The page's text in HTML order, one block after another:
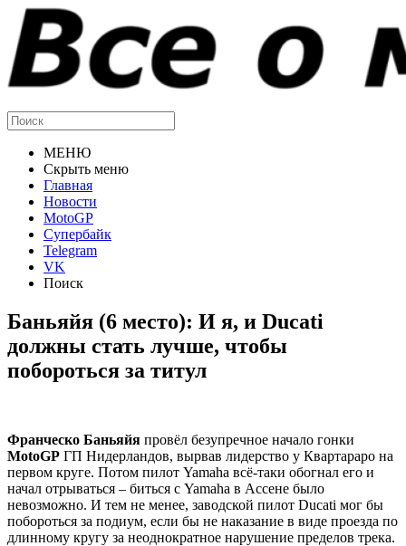
МЕНЮ
Скрыть меню
Главная
Новости
MotoGP
Супербайк
Telegram
VK
Поиск
Баньяйя (6 место): И я, и Ducati
должны стать лучше, чтобы
побороться за титул
Франческо Баньяйя провёл безупречное начало гонки
MotoGP ГП Нидерландов, вырвав лидерство у Квартараро на
первом круге. Потом пилот Yamaha всё-таки обогнал его и
начал отрываться – биться с Yamaha в Ассене было
невозможно. И тем не менее, заводской пилот Ducati мог бы
побороться за подиум, если бы не наказание в виде проезда по
длинному кругу за неоднократное нарушение пределов трека.